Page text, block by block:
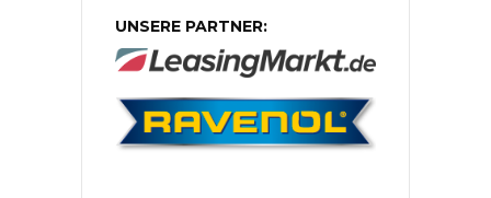
UNSERE PARTNER: